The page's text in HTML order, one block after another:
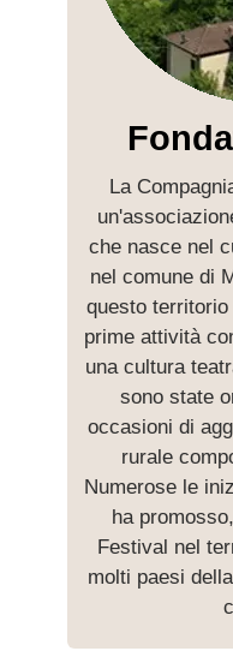
La
che nasce nel
nel comune di
questo
prime attività
una cultura
sono state
occasioni di
rurale
Numerose le
ha
Festival nel
molti paesi